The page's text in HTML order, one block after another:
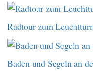
Radtour zum
Baden und Segeln an